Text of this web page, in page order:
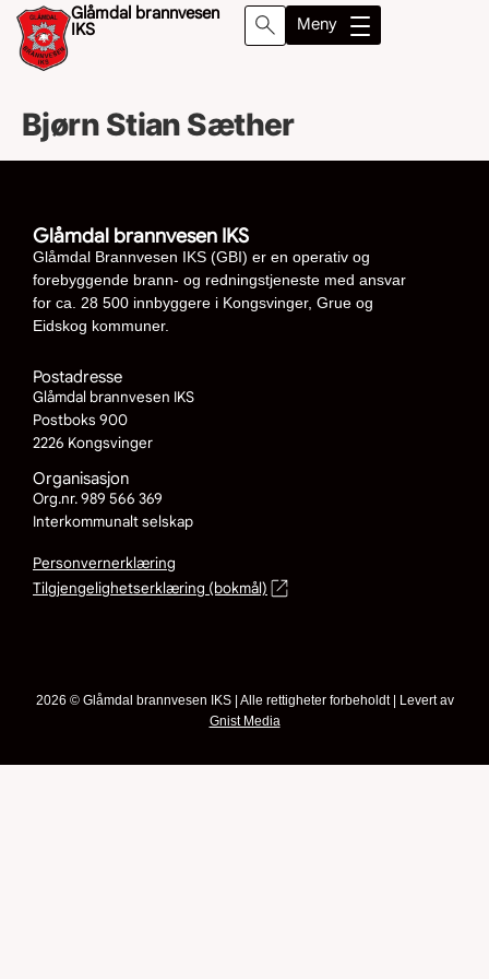
Glåmdal brannvesen
IKS
Meny
Bjørn Stian Sæther
Glåmdal brannvesen IKS
Glåmdal Brannvesen IKS (GBI) er en operativ og
forebyggende brann- og redningstjeneste med ansvar
for ca. 28 500 innbyggere i Kongsvinger, Grue og
Eidskog kommuner.
Postadresse
Glåmdal brannvesen IKS
Postboks 900
2226 Kongsvinger
Organisasjon
Org.nr. 989 566 369
Interkommunalt selskap
Personvernerklæring
Tilgjengelighetserklæring (bokmål)
2026 © Glåmdal brannvesen IKS | Alle rettigheter forbeholdt | Levert av
Gnist Media